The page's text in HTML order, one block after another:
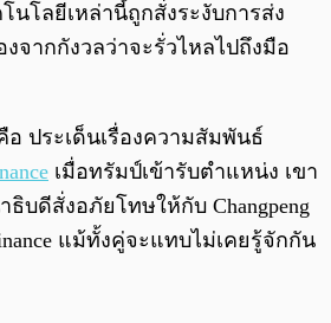
นโลยีเหล่านี้ถูกสั่งระงับการส่ง
จากกังวลว่าจะรั่วไหลไปถึงมือ
ประเด็นเรื่องความสัมพันธ์
เมื่อทรัมป์เข้ารับตำแหน่ง เขา
บดีสั่งอภัยโทษให้กับ Changpeng
แม้ทั้งคู่จะแทบไม่เคยรู้จักกัน